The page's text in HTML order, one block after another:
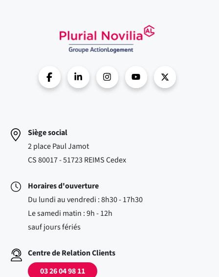
Siège social
2 place Paul Jamot
CS 80017 - 51723 REIMS Cedex
Horaires d'ouverture
Du lundi au vendredi : 8h30 - 17h30
Le samedi matin : 9h - 12h
sauf jours fériés
Centre de Relation Clients
03 26 04 98 11